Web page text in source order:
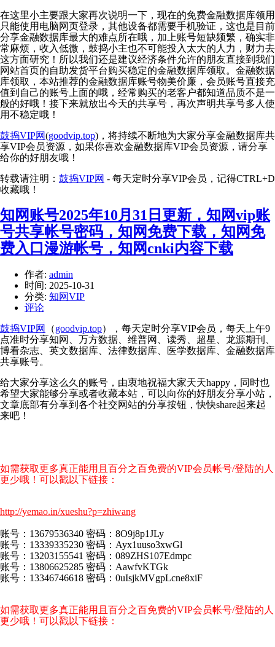
在这里小主要跟大家再次说明一下，现在的免费金融数据库领用
只能使用电脑网页登录，其他设备都需要手机验证，这也是目前
分享金融数据库最大的难点所在哦，加上账号短缺频繁，确实非
常麻烦，收入低微，鼓捣小主也不可能投入太大的人力，财力去
这方面研究！所以我们还是建议经济条件允许的朋友直接到我们
网站首页的自助发货平台购买稳定的金融数据库领取。金融数据
库领取，本站推荐的金融数据库账号物美价廉，会员账号直接充
值到自己的账号上面的哦，经常购买的老客户都知道品质不是一
般的好哦！接下来就放出今天的共享号，再次声明共享号多人使
用不稳定哦！
鼓捣VIP网(goodvip.top)，将持续不断地为大家分享金融数据库共
享VIP会员资源，如果你喜欢金融数据库VIP会员资源，请分享
给你的好朋友哦！
转载请注明： 鼓捣VIP网 - 每天定时分享VIP会员，记得CTRL+D
收藏哦！
知网账号2025年10月31日更新，知网vip账
号共享帐号密码，知网免费下载，知网免
费入口漫游帐号，知网cnki内容下载
作者: admin
时间: 2025-10-31
分类: 知网VIP
评论
鼓捣VIP网
（goodvip.top），每天定时分享VIP会员，每天上午9
点准时分享知网、万方数据、维普网、读秀、超星、龙源期刊、
博看杂志、英文数据库、法律数据库、医学数据库、金融数据库
共享账号。
给大家分享这么久的账号，由衷地祝福大家天天happy，同时也
希望大家能够分享或者收藏本站，可以向你的好朋友分享小站，
文章底部有分享到各个社交网站的分享按钮，快快share起来起
来吧！
如需获取更多真正能用且百分之百免费的VIP会员帐号/登陆的人
更少哦！可以戳以下链接：
http://yemao.in/xueshu?p=zhiwang
账号：13679536340 密码：8O9j8p1JLy
账号：13339335230 密码：Ayx1uuso3xwGl
账号：13203155541 密码：089ZHS107Edmpc
账号：13806625285 密码：AawfvKTGk
账号：13346746618 密码：0uIsjkMVgpLcne8xiF
如需获取更多真正能用且百分之百免费的VIP会员帐号/登陆的人
更少哦！可以戳以下链接：